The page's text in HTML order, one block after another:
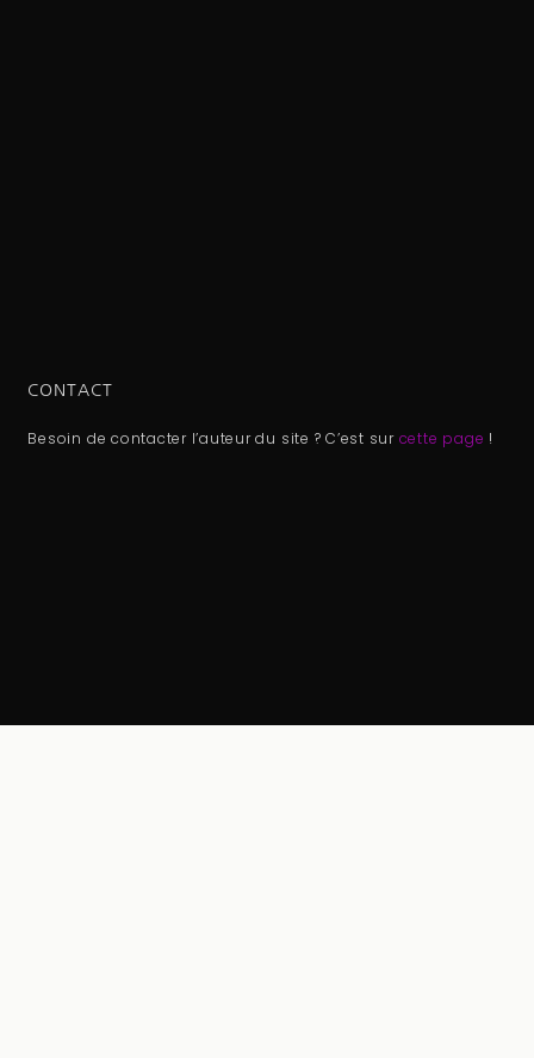
CONTACT
Besoin de contacter l’auteur du site ? C’est sur cette page !